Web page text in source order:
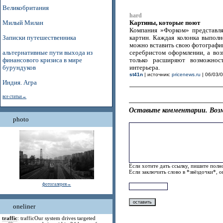
Великобритания
Милый Милан
Записки путешественника
альтернативные пути выхода из
финансового кризиса в мире
бурундуков
Индия. Агра
все статьи→
photo
фотогалерея→
oneliner
traffic: trafficOur system drives targeted
hard
Картины, которые поют
Компания »Форком»
картин. Каждая колонка
можно вставить свою
серебристом оформлении, а
только расширяют
интерьера.
st41n| источник: pricenews.ru | 06/03/
Оставьте комментарии.
Если хотите дать ссылку, пишите
Если заключить слово в *звёздочки*,